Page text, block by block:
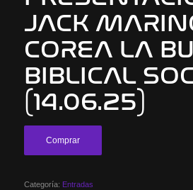
JACK
COREA LA
BIBLICAL
(14.06.25)
Comprar
Categoría: Entradas